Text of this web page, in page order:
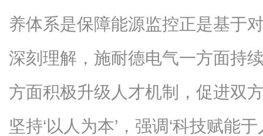
养体系是保障能源监控正是基于
深刻理解，施耐德电气一方面持
方面积极升级人才机制，促进双
坚持‘以人为本’，强调‘科技赋能